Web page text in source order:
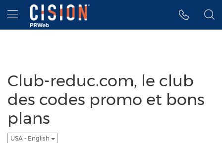
Accessibility Statement
Skip Navigation
Hamburger menu
Club-reduc.com, le club
des codes promo et bons
plans
USA - English